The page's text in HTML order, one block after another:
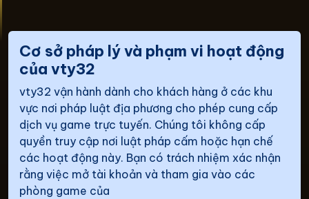
Cơ sở pháp lý và phạm vi hoạt động
của vty32
vty32 vận hành dành cho khách hàng ở các khu
vực nơi pháp luật địa phương cho phép cung cấp
dịch vụ game trực tuyến. Chúng tôi không cấp
quyền truy cập nơi luật pháp cấm hoặc hạn chế
các hoạt động này. Bạn có trách nhiệm xác nhận
rằng việc mở tài khoản và tham gia vào các
phòng game của